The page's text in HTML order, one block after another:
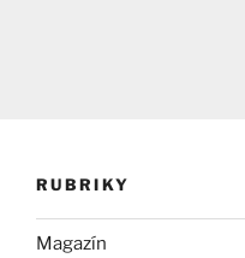
RUBRIKY
Magazín